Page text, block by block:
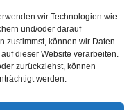
wir Technologien wie
und/oder darauf
zustimmst, können wir Daten
dieser Website verarbeiten.
zurückziehst, können
werden.
31, 2020
Partnerprogramm